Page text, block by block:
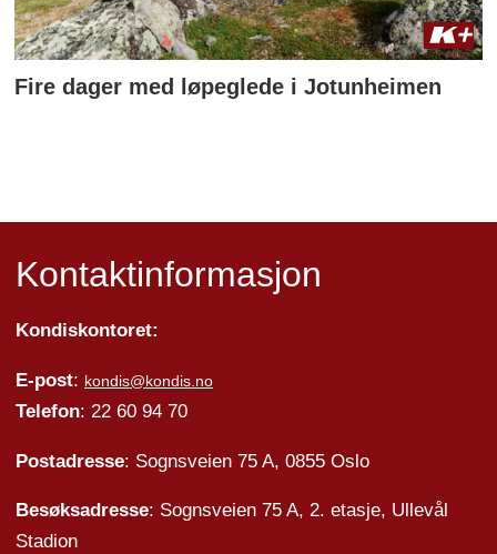
Fire dager med løpeglede i Jotunheimen
Kontaktinformasjon
Kondiskontoret:
E-post: kondis@kondis.no
Telefon: 22 60 94 70
Postadresse: Sognsveien 75 A, 0855 Oslo
Besøksadresse: Sognsveien 75 A, 2. etasje, Ullevål
Stadion